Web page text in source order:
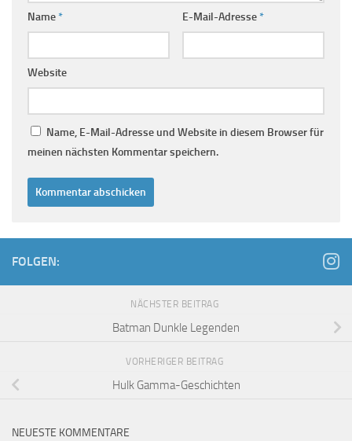
Name* E-Mail-Adresse*
Website
Name, E-Mail-Adresse und Website in diesem Browser für
meinen nächsten Kommentar speichern.
FOLGEN:
NÄCHSTER BEITRAG
Batman Dunkle Legenden
VORHERIGER BEITRAG
Hulk Gamma-Geschichten
NEUESTE KOMMENTARE